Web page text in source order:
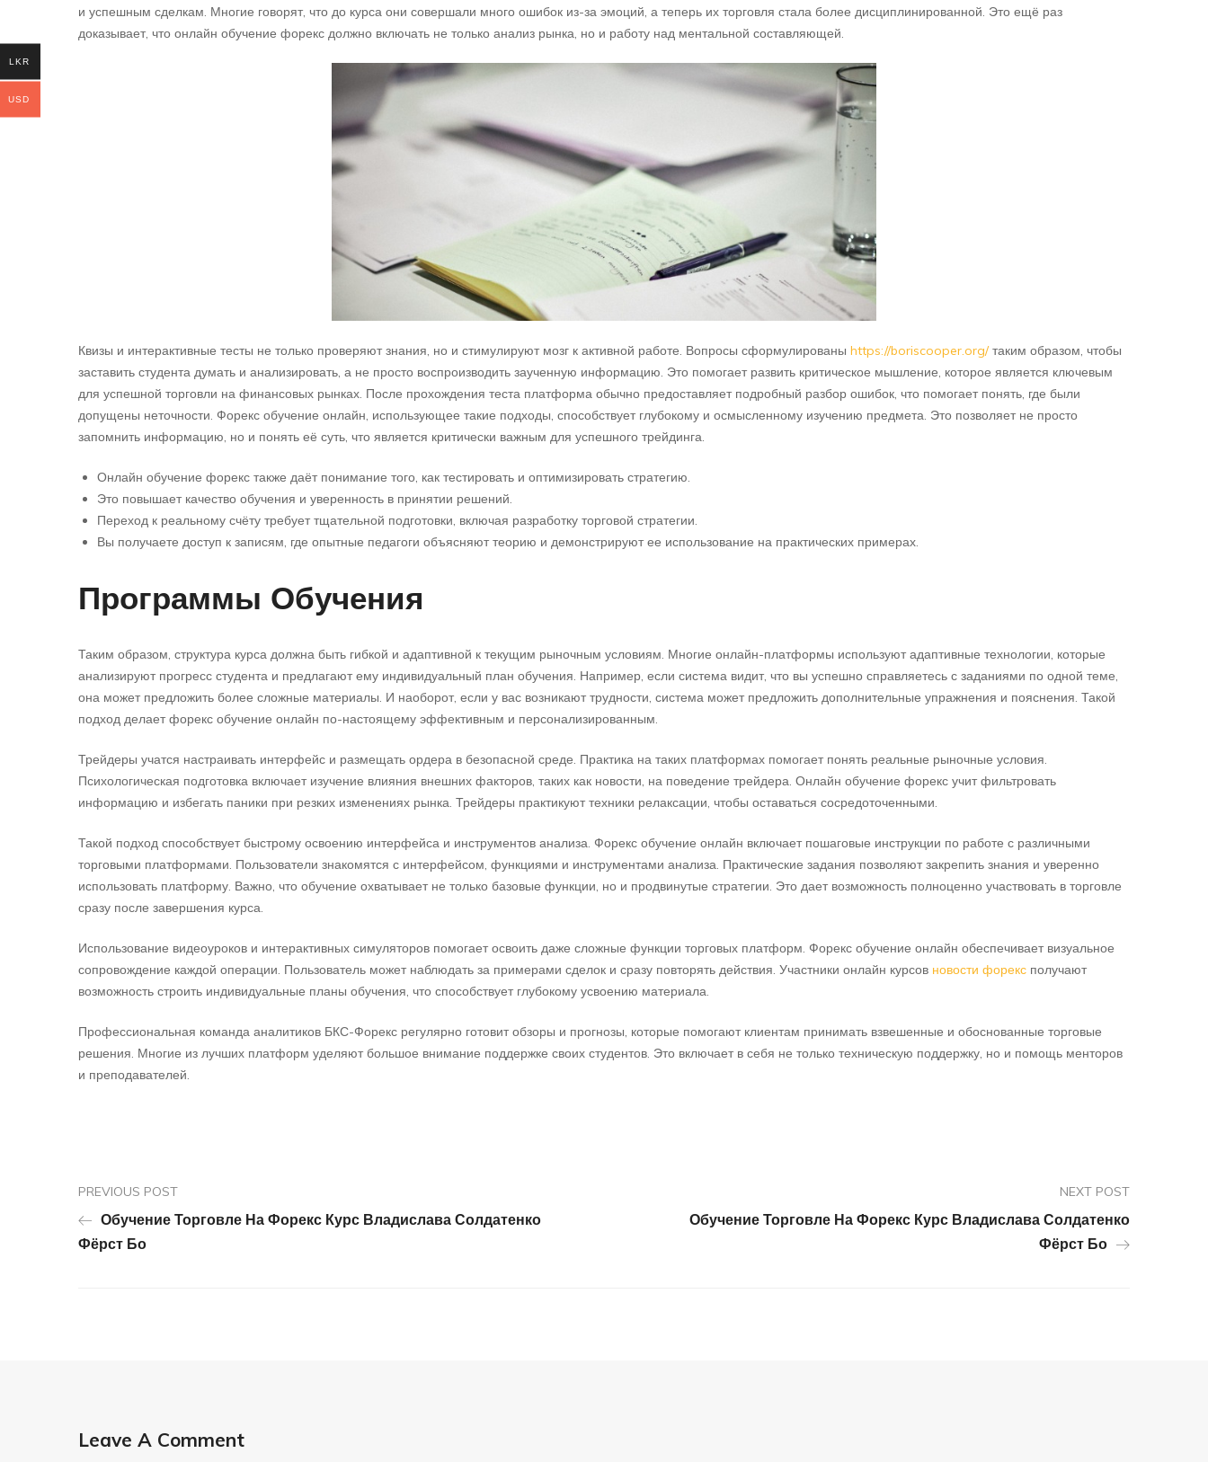
и успешным сделкам. Многие говорят, что до курса они совершали много ошибок из-за эмоций, а теперь их торговля стала более дисциплинированной. Это ещё раз
доказывает, что онлайн обучение форекс должно включать не только анализ рынка, но и работу над ментальной составляющей.
Квизы и интерактивные тесты не только проверяют знания, но и стимулируют мозг к активной работе. Вопросы сформулированы https://boriscooper.org/таким образом, чтобы
заставить студента думать и анализировать, а не просто воспроизводить заученную информацию. Это помогает развить критическое мышление, которое является ключевым
для успешной торговли на финансовых рынках. После прохождения теста платформа обычно предоставляет подробный разбор ошибок, что помогает понять, где были
допущены неточности. Форекс обучение онлайн, использующее такие подходы, способствует глубокому и осмысленному изучению предмета. Это позволяет не просто
запомнить информацию, но и понять её суть, что является критически важным для успешного трейдинга.
Онлайн обучение форекс также даёт понимание того, как тестировать и оптимизировать стратегию.
Это повышает качество обучения и уверенность в принятии решений.
Переход к реальному счёту требует тщательной подготовки, включая разработку торговой стратегии.
Вы получаете доступ к записям, где опытные педагоги объясняют теорию и демонстрируют ее использование на практических примерах.
Программы Обучения
Таким образом, структура курса должна быть гибкой и адаптивной к текущим рыночным условиям. Многие онлайн-платформы используют адаптивные технологии, которые
анализируют прогресс студента и предлагают ему индивидуальный план обучения. Например, если система видит, что вы успешно справляетесь с заданиями по одной теме,
она может предложить более сложные материалы. И наоборот, если у вас возникают трудности, система может предложить дополнительные упражнения и пояснения. Такой
подход делает форекс обучение онлайн по-настоящему эффективным и персонализированным.
Трейдеры учатся настраивать интерфейс и размещать ордера в безопасной среде. Практика на таких платформах помогает понять реальные рыночные условия.
Психологическая подготовка включает изучение влияния внешних факторов, таких как новости, на поведение трейдера. Онлайн обучение форекс учит фильтровать
информацию и избегать паники при резких изменениях рынка. Трейдеры практикуют техники релаксации, чтобы оставаться сосредоточенными.
Такой подход способствует быстрому освоению интерфейса и инструментов анализа. Форекс обучение онлайн включает пошаговые инструкции по работе с различными
торговыми платформами. Пользователи знакомятся с интерфейсом, функциями и инструментами анализа. Практические задания позволяют закрепить знания и уверенно
использовать платформу. Важно, что обучение охватывает не только базовые функции, но и продвинутые стратегии. Это дает возможность полноценно участвовать в торговле
сразу после завершения курса.
Использование видеоуроков и интерактивных симуляторов помогает освоить даже сложные функции торговых платформ. Форекс обучение онлайн обеспечивает визуальное
сопровождение каждой операции. Пользователь может наблюдать за примерами сделок и сразу повторять действия. Участники онлайн курсов новости форекс получают
возможность строить индивидуальные планы обучения, что способствует глубокому усвоению материала.
Профессиональная команда аналитиков БКС-Форекс регулярно готовит обзоры и прогнозы, которые помогают клиентам принимать взвешенные и обоснованные торговые
решения. Многие из лучших платформ уделяют большое внимание поддержке своих студентов. Это включает в себя не только техническую поддержку, но и помощь менторов
и преподавателей.
PREVIOUS POST
Обучение Торговле На Форекс Курс Владислава Солдатенко
Фёрст Бо
NEXT POST
Обучение Торговле На Форекс Курс Владислава Солдатенко
Фёрст Бо
Leave A Comment
LKR
USD